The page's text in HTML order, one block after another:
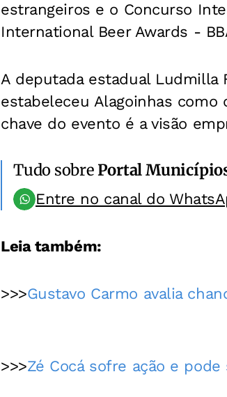
estrangeiros e o Concurso
International Beer Awards -
A deputada estadual Ludmilla
estabeleceu Alagoinhas como
chave do evento é a visão
Tudo sobrePortal
Entre no canal do
Leia também:
>>>Gustavo Carmo avalia
>>>Zé Cocá sofre ação e